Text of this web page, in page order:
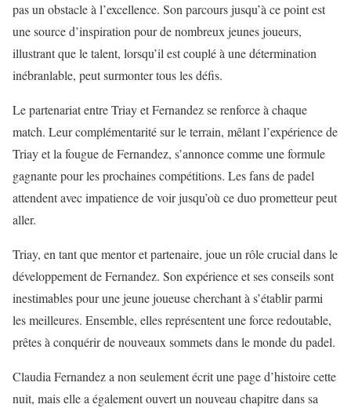
pas un obstacle à l’excellence. Son parcours jusqu’à ce point est
une source d’inspiration pour de nombreux jeunes joueurs,
illustrant que le talent, lorsqu’il est couplé à une détermination
inébranlable, peut surmonter tous les défis.
Le partenariat entre Triay et Fernandez se renforce à chaque
match. Leur complémentarité sur le terrain, mêlant l’expérience de
Triay et la fougue de Fernandez, s’annonce comme une formule
gagnante pour les prochaines compétitions. Les fans de padel
attendent avec impatience de voir jusqu’où ce duo prometteur peut
aller.
Triay, en tant que mentor et partenaire, joue un rôle crucial dans le
développement de Fernandez. Son expérience et ses conseils sont
inestimables pour une jeune joueuse cherchant à s’établir parmi
les meilleures. Ensemble, elles représentent une force redoutable,
prêtes à conquérir de nouveaux sommets dans le monde du padel.
Claudia Fernandez a non seulement écrit une page d’histoire cette
nuit, mais elle a également ouvert un nouveau chapitre dans sa